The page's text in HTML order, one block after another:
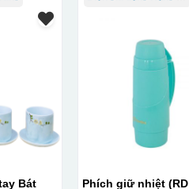
Bát
Phích giữ nhiệt (RD